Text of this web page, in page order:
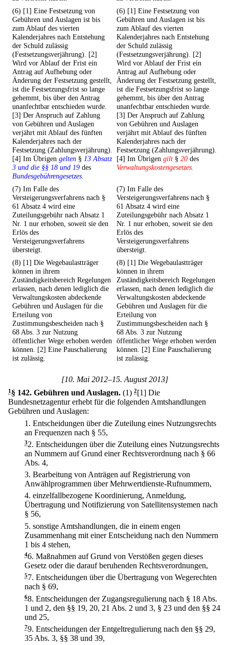
(6) [1] Eine Festsetzung von
Gebühren und Auslagen ist bis
zum Ablauf des vierten
Kalenderjahres nach Entstehung
der Schuld zulässig
(Festsetzungsverjährung). [2]
Wird vor Ablauf der Frist ein
Antrag auf Aufhebung oder
Änderung der Festsetzung gestellt,
ist die Festsetzungsfrist so lange
gehemmt, bis über den Antrag
unanfechtbar entschieden wurde.
[3] Der Anspruch auf Zahlung
von Gebühren und Auslagen
verjährt mit Ablauf des fünften
Kalenderjahres nach der
Festsetzung (Zahlungsverjährung).
[4] Im Übrigen gelten § 13 Absatz
3 und die §§ 18 und 19 des
Bundesgebührengesetzes.
(6) [1] Eine Festsetzung von
Gebühren und Auslagen ist bis
zum Ablauf des vierten
Kalenderjahres nach Entstehung
der Schuld zulässig
(Festsetzungsverjährung). [2]
Wird vor Ablauf der Frist ein
Antrag auf Aufhebung oder
Änderung der Festsetzung gestellt,
ist die Festsetzungsfrist so lange
gehemmt, bis über den Antrag
unanfechtbar entschieden wurde.
[3] Der Anspruch auf Zahlung
von Gebühren und Auslagen
verjährt mit Ablauf des fünften
Kalenderjahres nach der
Festsetzung (Zahlungsverjährung).
[4] Im Übrigen gilt § 20 des
Verwaltungskostengesetzes.
(7) Im Falle des
Versteigerungsverfahrens nach §
61 Absatz 4 wird eine
Zuteilungsgebühr nach Absatz 1
Nr. 1 nur erhoben, soweit sie den
Erlös des
Versteigerungsverfahrens
übersteigt.
(7) Im Falle des
Versteigerungsverfahrens nach §
61 Absatz 4 wird eine
Zuteilungsgebühr nach Absatz 1
Nr. 1 nur erhoben, soweit sie den
Erlös des
Versteigerungsverfahrens
übersteigt.
(8) [1] Die Wegebaulastträger
können in ihrem
Zuständigkeitsbereich Regelungen
erlassen, nach denen lediglich die
Verwaltungskosten abdeckende
Gebühren und Auslagen für die
Erteilung von
Zustimmungsbescheiden nach §
68 Abs. 3 zur Nutzung
öffentlicher Wege erhoben werden
können. [2] Eine Pauschalierung
ist zulässig.
(8) [1] Die Wegebaulastträger
können in ihrem
Zuständigkeitsbereich Regelungen
erlassen, nach denen lediglich die
Verwaltungskosten abdeckende
Gebühren und Auslagen für die
Erteilung von
Zustimmungsbescheiden nach §
68 Abs. 3 zur Nutzung
öffentlicher Wege erhoben werden
können. [2] Eine Pauschalierung
ist zulässig.
[10. Mai 2012–15. August 2013]
1§ 142. Gebühren und Auslagen. (1) 2[1] Die
Bundesnetzagentur erhebt für die folgenden Amtshandlungen
Gebühren und Auslagen:
1. Entscheidungen über die Zuteilung eines Nutzungsrechts
an Frequenzen nach § 55,
32. Entscheidungen über die Zuteilung eines Nutzungsrechts
an Nummern auf Grund einer Rechtsverordnung nach § 66
Abs. 4,
3. Bearbeitung von Anträgen auf Registrierung von
Anwählprogrammen über Mehrwertdienste-Rufnummern,
4. einzelfallbezogene Koordinierung, Anmeldung,
Übertragung und Notifizierung von Satellitensystemen nach
§ 56,
5. sonstige Amtshandlungen, die in einem engen
Zusammenhang mit einer Entscheidung nach den Nummern
1 bis 4 stehen,
46. Maßnahmen auf Grund von Verstößen gegen dieses
Gesetz oder die darauf beruhenden Rechtsverordnungen,
57. Entscheidungen über die Übertragung von Wegerechten
nach § 69,
68. Entscheidungen der Zugangsregulierung nach § 18 Abs.
1 und 2, den §§ 19, 20, 21 Abs. 2 und 3, § 23 und den §§ 24
und 25,
79. Entscheidungen der Entgeltregulierung nach den §§ 29,
35 Abs. 3, §§ 38 und 39,